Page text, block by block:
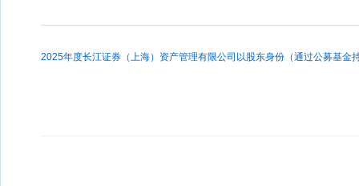
2025年度长江证券（上海）资产管理有限公司以股东身份（通过公募基金